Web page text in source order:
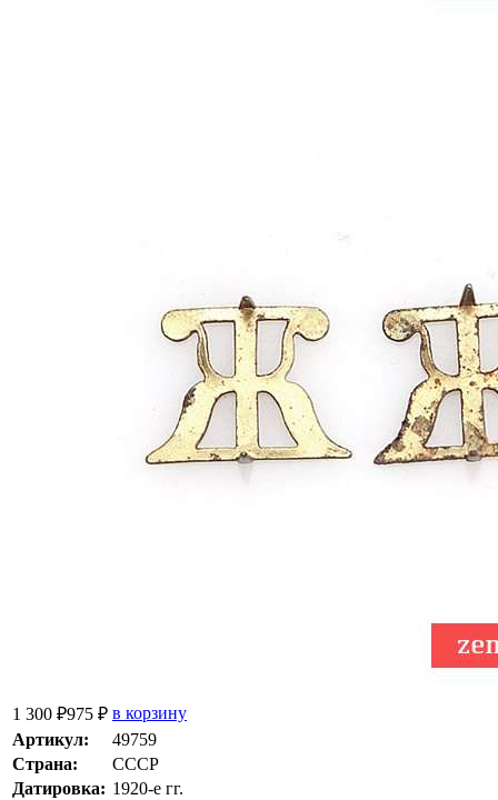
1 300 ₽975 ₽ в корзину
Артикул:
49759
Страна:
СССР
Датировка: 1920-е гг.